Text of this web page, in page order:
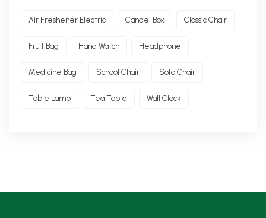
Air Freshener Electric Candel Box Classic Chair
Fruit Bag Hand Watch Headphone
Medicine Bag School Chair Sofa Chair
Table Lamp Tea Table Wall Clock